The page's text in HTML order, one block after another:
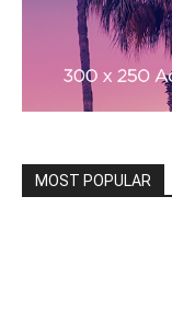
MOST POPULAR